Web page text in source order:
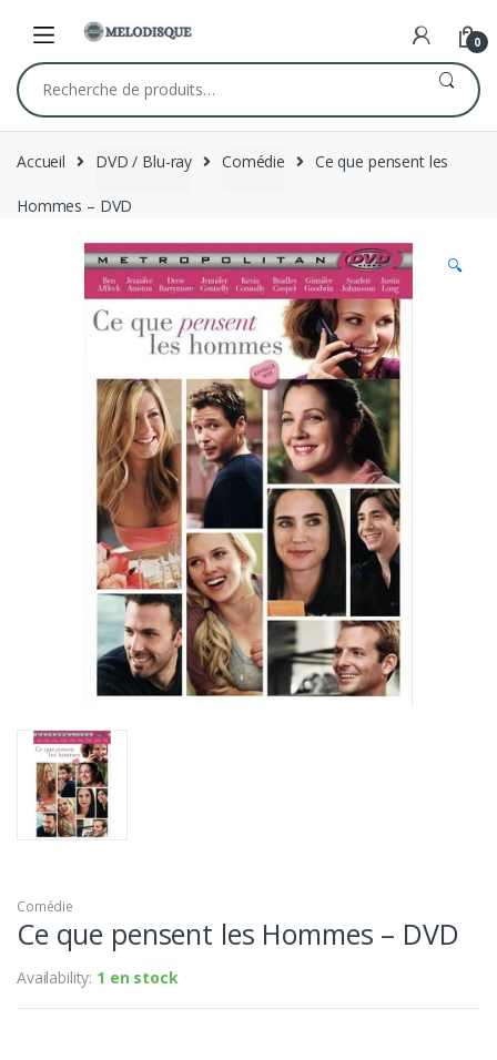
navigation
content
0
Recherche
pour :
Accueil DVD / Blu-ray Comédie Ce que pensent les
Hommes – DVD
🔍
Comédie
Ce que pensent les Hommes – DVD
Availability: 1 en stock